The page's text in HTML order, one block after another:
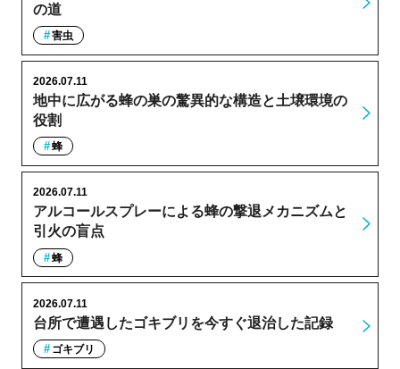
の道
害虫
地中に広がる蜂の巣の驚異的な構造と土壌環境の
役割
2026.07.11
蜂
アルコールスプレーによる蜂の撃退メカニズムと
引火の盲点
2026.07.11
蜂
台所で遭遇したゴキブリを今すぐ退治した記録
2026.07.11
ゴキブリ